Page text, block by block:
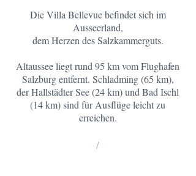
Die Villa Bellevue befindet sich im
Ausseerland,
dem Herzen des Salzkammerguts.
Altaussee liegt rund 95 km vom Flughafen
Salzburg entfernt. Schladming (65 km),
der Hallstädter See (24 km) und Bad Ischl
(14 km) sind für Ausflüge leicht zu
erreichen.
/